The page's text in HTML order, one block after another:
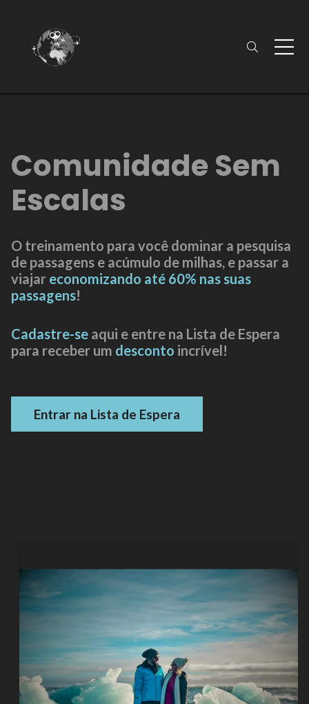
Comunidade Sem
Escalas
O treinamento para você dominar a pesquisa
de passagens e acúmulo de milhas, e passar a
viajar economizando até 60% nas suas
passagens!
Cadastre-se aqui e entre na Lista de Espera
para receber um desconto incrível!
Entrar na Lista de Espera